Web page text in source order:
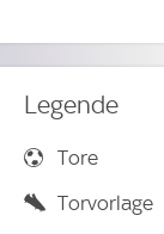
Legende
Tore
Torvorlage